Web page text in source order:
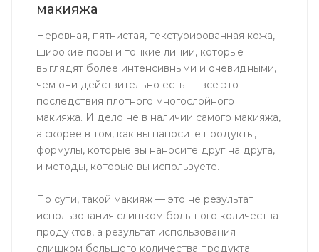
макияжа
Неровная, пятнистая, текстурированная кожа,
широкие поры и тонкие линии, которые
выглядят более интенсивными и очевидными,
чем они действительно есть — все это
последствия плотного многослойного
макияжа. И дело не в наличии самого макияжа,
а скорее в том, как вы наносите продукты,
формулы, которые вы наносите друг на друга,
и методы, которые вы используете.
По сути, такой макияж — это не результат
использования слишком большого количества
продуктов, а результат использования
слишком большого количества продукта.